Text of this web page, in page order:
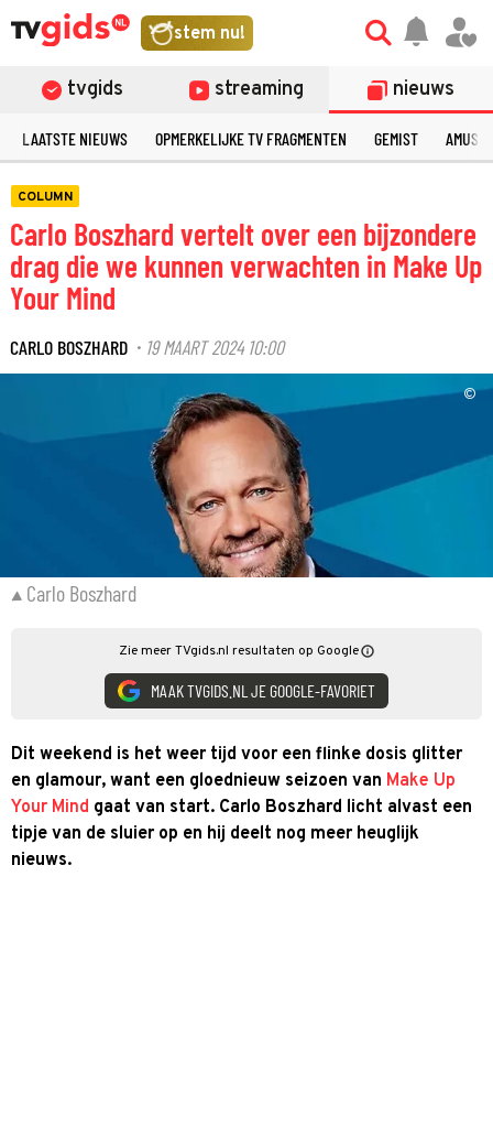
stem nu!
tvgids streaming nieuws
LAATSTE NIEUWS OPMERKELIJKE TV FRAGMENTEN GEMIST
COLUMN
Carlo Boszhard vertelt over een bijzondere
drag die we kunnen verwachten in Make Up
Your Mind
CARLO BOSZHARD · 19 MAART 2024 10:00
©
Carlo Boszhard
Zie meer TVgids.nl resultaten op Google
MAAK TVGIDS.NL JE GOOGLE-FAVORIET
Dit weekend is het weer tijd voor een flinke dosis glitter
en glamour, want een gloednieuw seizoen van Make Up
Your Mind gaat van start. Carlo Boszhard licht alvast een
tipje van de sluier op en hij deelt nog meer heuglijk
nieuws.